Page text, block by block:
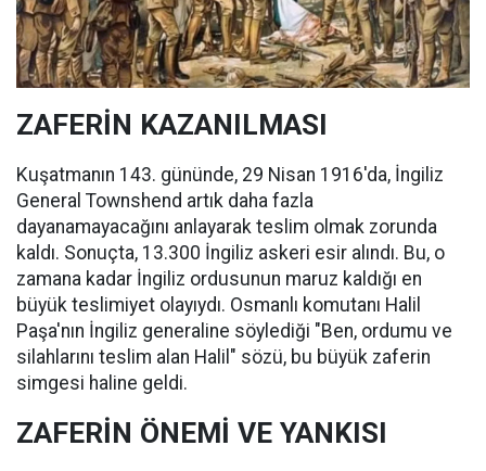
ZAFERİN KAZANILMASI
Kuşatmanın 143. gününde, 29 Nisan 1916'da, İngiliz
General Townshend artık daha fazla
dayanamayacağını anlayarak teslim olmak zorunda
kaldı. Sonuçta, 13.300 İngiliz askeri esir alındı. Bu, o
zamana kadar İngiliz ordusunun maruz kaldığı en
büyük teslimiyet olayıydı. Osmanlı komutanı Halil
Paşa'nın İngiliz generaline söylediği "Ben, ordumu ve
silahlarını teslim alan Halil" sözü, bu büyük zaferin
simgesi haline geldi.
ZAFERİN ÖNEMİ VE YANKISI